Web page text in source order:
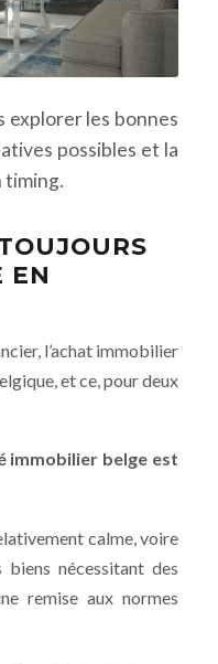
explorer les bonnes
possibles et la
timing.
EN
l’achat immobilier
et ce, pour deux
immobilier belge est
calme, voire
nécessitant des
remise aux normes